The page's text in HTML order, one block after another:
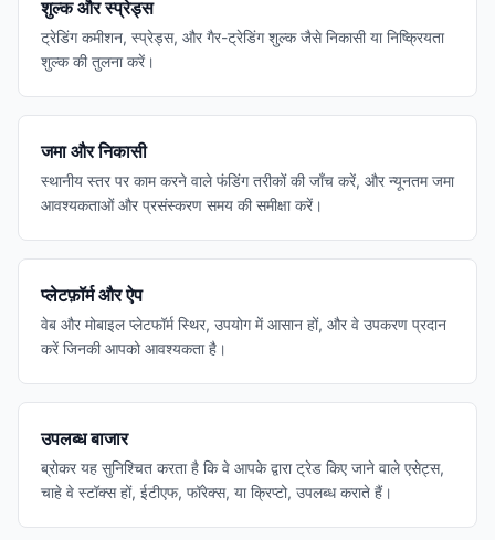
शुल्क और स्प्रेड्स
ट्रेडिंग कमीशन, स्प्रेड्स, और गैर-ट्रेडिंग शुल्क जैसे निकासी या निष्क्रियता
शुल्क की तुलना करें।
जमा और निकासी
स्थानीय स्तर पर काम करने वाले फंडिंग तरीकों की जाँच करें, और न्यूनतम जमा
आवश्यकताओं और प्रसंस्करण समय की समीक्षा करें।
प्लेटफ़ॉर्म और ऐप
वेब और मोबाइल प्लेटफॉर्म स्थिर, उपयोग में आसान हों, और वे उपकरण प्रदान
करें जिनकी आपको आवश्यकता है।
उपलब्ध बाजार
ब्रोकर यह सुनिश्चित करता है कि वे आपके द्वारा ट्रेड किए जाने वाले एसेट्स,
चाहे वे स्टॉक्स हों, ईटीएफ, फॉरेक्स, या क्रिप्टो, उपलब्ध कराते हैं।